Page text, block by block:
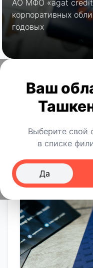
АО МФО «agat
корпоративных
годовых
Ваш
Выберите свой
в списке
Да